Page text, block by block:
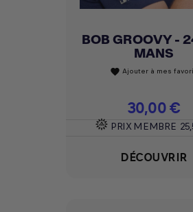
BOB GROOVY -
MANS
favorite Ajouter à mes
Prix
30,00 €
PRIX MEMBRE
DÉCOUVRIR